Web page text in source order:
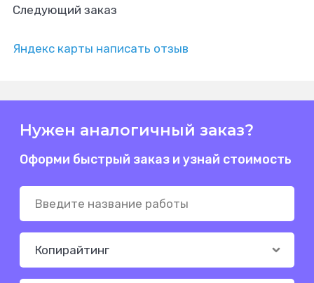
Следующий заказ
Яндекс карты написать отзыв
Нужен аналогичный заказ?
Оформи быстрый заказ и узнай стоимость